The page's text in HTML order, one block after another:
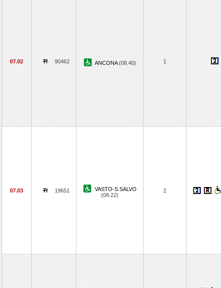
07.02 90462 ANCONA(08.40) 1
07.03 19651
VASTO-S.SALVO
(08.22)
2